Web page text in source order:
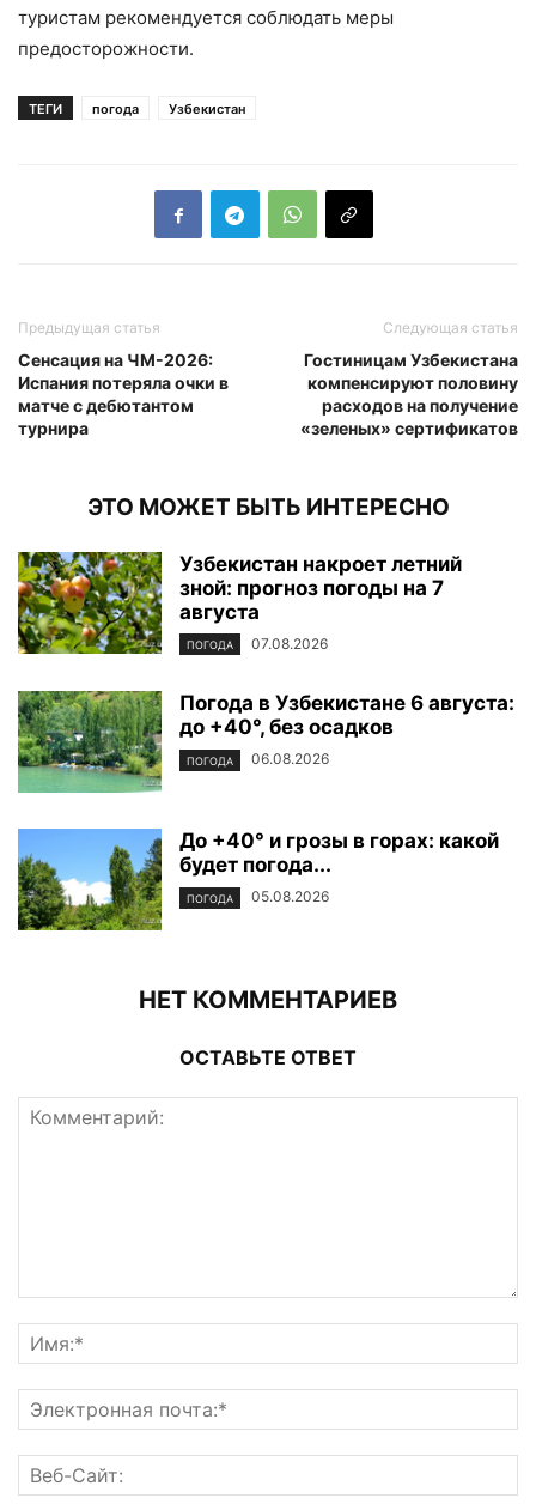
туристам рекомендуется соблюдать меры
предосторожности.
ТЕГИ погода Узбекистан
Предыдущая статья
Сенсация на ЧМ-2026:
Испания потеряла очки в
матче с дебютантом
турнира
Следующая статья
Гостиницам Узбекистана
компенсируют половину
расходов на получение
«зеленых» сертификатов
ЭТО МОЖЕТ БЫТЬ ИНТЕРЕСНО
Узбекистан накроет летний
зной: прогноз погоды на 7
августа
ПОГОДА 07.08.2026
Погода в Узбекистане 6 августа:
до +40°, без осадков
ПОГОДА 06.08.2026
До +40° и грозы в горах: какой
будет погода...
ПОГОДА 05.08.2026
НЕТ КОММЕНТАРИЕВ
ОСТАВЬТЕ ОТВЕТ